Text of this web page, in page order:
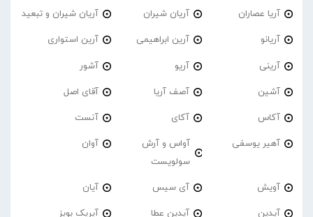
آریا عصاران آریان شیران آریان شیران و تبعید
آریانو آرین ابراهیمی آرین استواری
آرینی آریو آشور
آشین آصف آریا آقای اصل
آکاس آکای آنست
آهیر یوسفی
آواس و آرش
سولویست
آوان
آویش آی سیس آیان
آیدین آیدین عطا آیریک بویز